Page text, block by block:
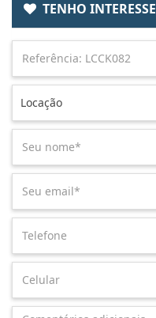
TENHO INTERESSE
Locação